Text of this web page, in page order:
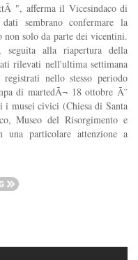
", afferma il Vicesindaco di
sembrano confermare la
solo da parte dei vicentini.
seguita alla riapertura della
rilevati nell'ultima settimana
nello stesso periodo
di martedÃ¬ 18 ottobre Ã¨
i musei civici (Chiesa di Santa
Museo del Risorgimento e
una particolare attenzione a